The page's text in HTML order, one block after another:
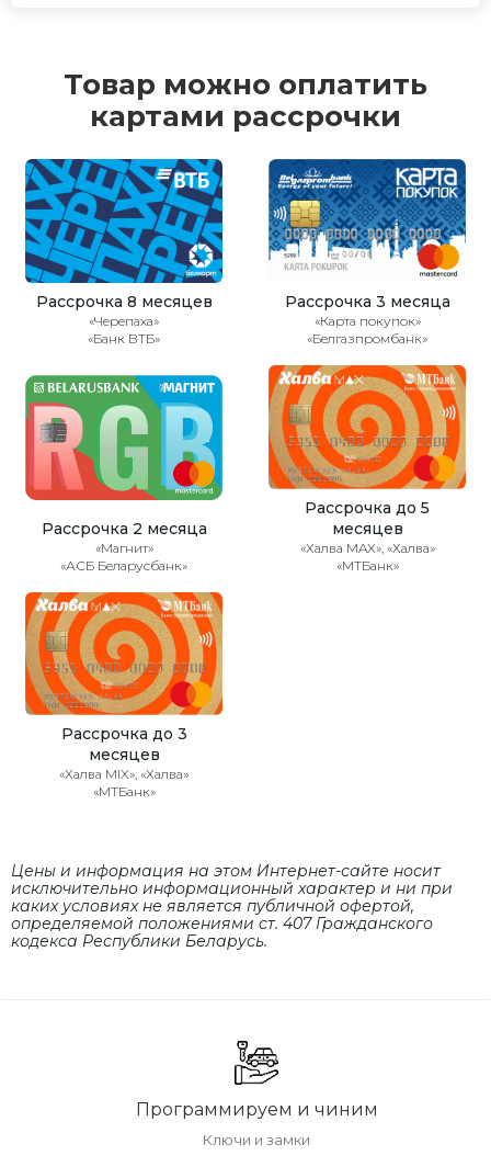
Товар можно оплатить
картами рассрочки
Рассрочка 8 месяцев
«Черепаха»
«Банк ВТБ»
Рассрочка 3 месяца
«Карта покупок»
«Белгазпромбанк»
Рассрочка 2 месяца
«Магнит»
«АСБ Беларусбанк»
Рассрочка до 5
месяцев
«Халва MAX», «Халва»
«МТБанк»
Рассрочка до 3
месяцев
«Халва MIX», «Халва»
«МТБанк»
Цены и информация на этом Интернет-сайте носит
исключительно информационный характер и ни при
каких условиях не является публичной офертой,
определяемой положениями cт. 407 Гражданского
кодекса Республики Беларусь.
Программируем и чиним
Ключи и замки